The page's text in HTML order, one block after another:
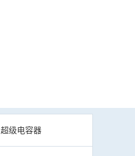
超级电容器